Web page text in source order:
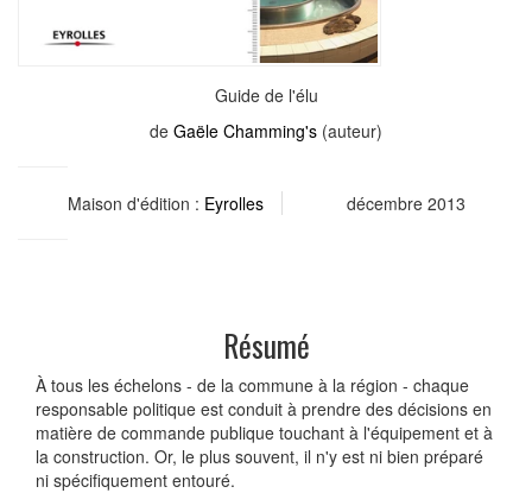
Guide de l'élu
de Gaële Chamming's (auteur)
Maison d'édition : Eyrolles décembre 2013
Résumé
À tous les échelons - de la commune à la région - chaque
responsable politique est conduit à prendre des décisions en
matière de commande publique touchant à l'équipement et à
la construction. Or, le plus souvent, il n'y est ni bien préparé
ni spécifiquement entouré.